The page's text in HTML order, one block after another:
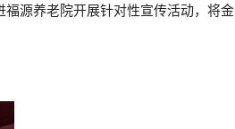
源养老院开展针对性宣传活动，将金